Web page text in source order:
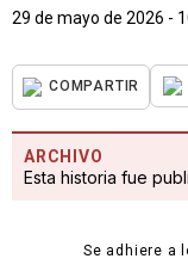
29 de mayo de 2026 -
COMPARTIR
ARCHIVO
Esta historia fue
Se adhiere a